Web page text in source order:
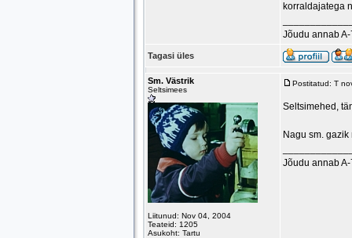
korraldajatega
Jõudu annab
Tagasi üles
Sm. Västrik
Seltsimees
Liitunud: Nov 04, 2004
Teateid: 1205
Asukoht: Tartu
Postitatud: T
Seltsimehed,
Nagu sm.
Jõudu annab